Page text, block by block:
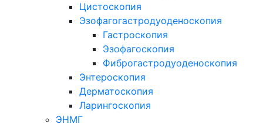
Цистоскопия
Эзофагогастродуоденоскопия
Гастроскопия
Эзофагоскопия
Фиброгастродуоденоскопия
Энтероскопия
Дерматоскопия
Ларингоскопия
ЭНМГ